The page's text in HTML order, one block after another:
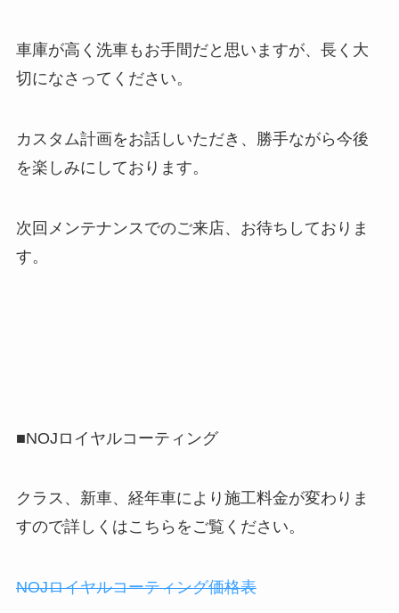
車庫が高く洗車もお手間だと思いますが、長く大
切になさってください。
カスタム計画をお話しいただき、勝手ながら今後
を楽しみにしております。
次回メンテナンスでのご来店、お待ちしておりま
す。
■NOJロイヤルコーティング
クラス、新車、経年車により施工料金が変わりま
すので詳しくはこちらをご覧ください。
NOJロイヤルコーティング価格表